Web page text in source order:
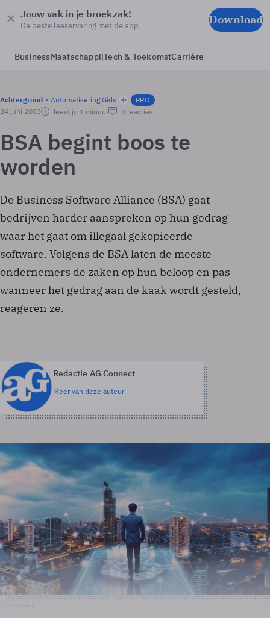
Jouw vak in je broekzak!
De beste leeservaring met de app Download
BusinessMaatschappijTech & ToekomstCarrière
Achtergrond Automatisering Gids
PRO
24 juni 2003
leestijd 1 minuut 0 reacties
BSA begint boos te
worden
De Business Software Alliance (BSA) gaat
bedrijven harder aanspreken op hun gedrag
waar het gaat om illegaal gekopieerde
software. Volgens de BSA laten de meeste
ondernemers de zaken op hun beloop en pas
wanneer het gedrag aan de kaak wordt gesteld,
reageren ze.
Redactie AG Connect
Meer van deze auteur